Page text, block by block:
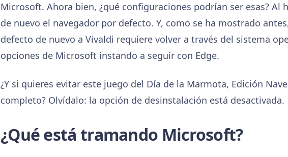
Microsoft. Ahora bien, ¿qué configuraciones podrían ser esas? Al
de nuevo el navegador por defecto. Y, como se ha mostrado
defecto de nuevo a Vivaldi requiere volver a través del sistema
opciones de Microsoft instando a seguir con Edge.
¿Y si quieres evitar este juego del Día de la Marmota, Edición
completo? Olvídalo: la opción de desinstalación está desactivada.
¿Qué está tramando Microsoft?